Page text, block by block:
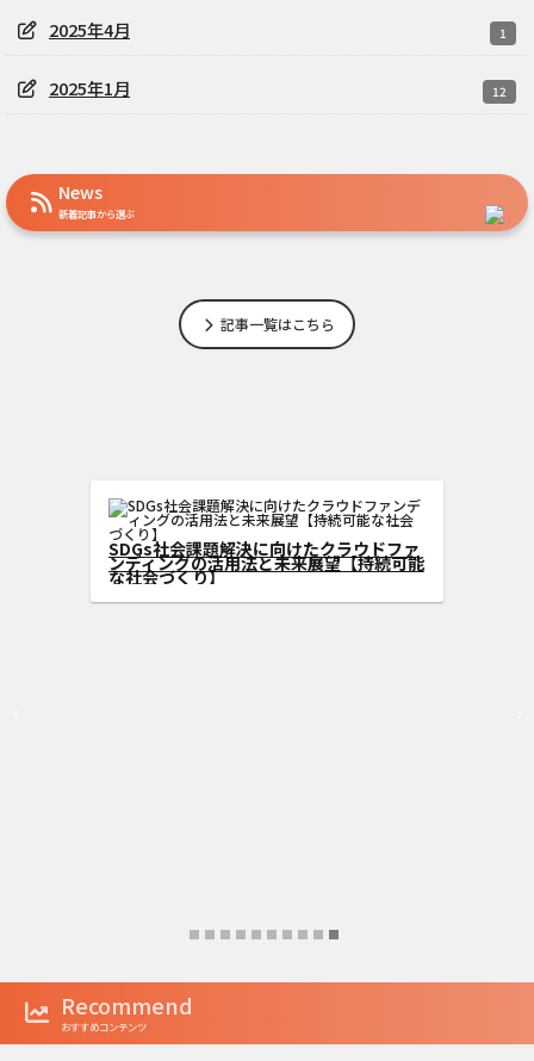
2025年4月 1
2025年1月 12
News
新着記事から選ぶ
記事一覧はこちら
える、SDGs型クラウドフ
可能性を広げる方法 SDGs社会課題解決に向
ンディングの活用法と未
な社会づくり】
Recommend
おすすめコンテンツ